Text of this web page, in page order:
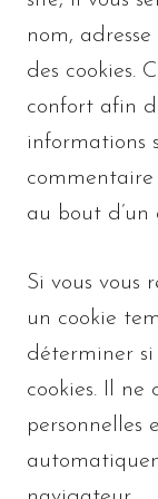
nom,
des cookies.
confort afin
informations
commentaire
au bout d’un
Si vous vous
un cookie
déterminer
cookies. Il ne
personnelles